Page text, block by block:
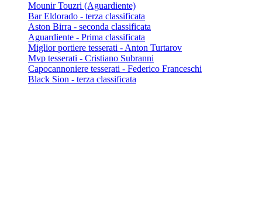
Mounir Touzri (Aguardiente)
Bar Eldorado - terza classificata
Aston Birra - seconda classificata
Aguardiente - Prima classificata
Miglior portiere tesserati - Anton Turtarov
Mvp tesserati - Cristiano Subranni
Capocannoniere tesserati - Federico Franceschi
Black Sion - terza classificata